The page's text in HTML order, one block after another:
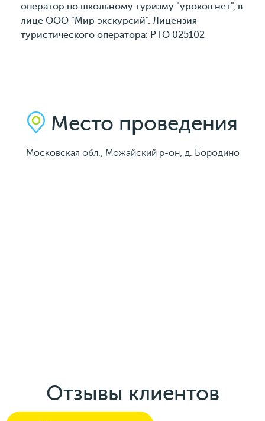
оператор по школьному туризму "уроков.нет", в
лице ООО "Мир экскурсий". Лицензия
туристического оператора: РТО 025102
Место проведения
Московская обл., Можайский р-он, д. Бородино
Отзывы клиентов